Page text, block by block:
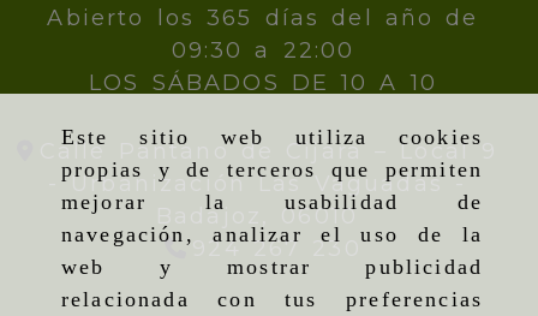
Este sitio web utiliza cookies
propias y de terceros que permiten
mejorar la usabilidad de
navegación, analizar el uso de la
web y mostrar publicidad
relacionada con tus preferencias
Abierto los 365 días del año de
09:30 a 22:00
LOS SÁBADOS DE 10 A 10
Calle Pantano de Cijara – Local 9
- Urbanización Las Vaguadas -
Badajoz,
06010
924 267 230